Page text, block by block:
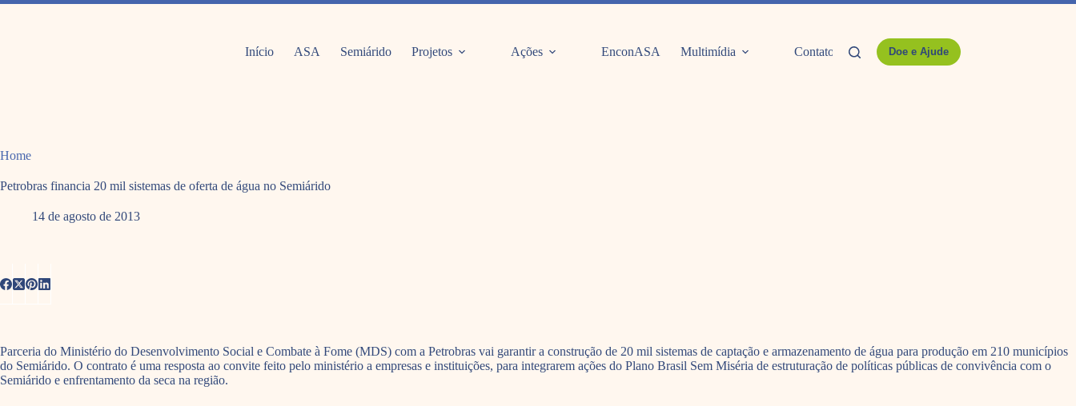
Pular
Início ASA Semiárido Projetos Ações EnconASA Multimídia Contato Doe e Ajude
Home
Petrobras financia 20 mil sistemas de oferta de água no Semiárido
14 de agosto de 2013
Parceria do Ministério do Desenvolvimento Social e Combate à Fome (MDS) com a Petrobras vai garantir a construção de 20 mil sistemas de captação e armazenamento de água para produção em 210 municípios
do Semiárido. O contrato é uma resposta ao convite feito pelo ministério a empresas e instituições, para integrarem ações do Plano Brasil Sem Miséria de estruturação de políticas públicas de convivência com o
Semiárido e enfrentamento da seca na região.